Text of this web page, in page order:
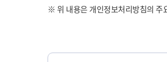
※ 위 내용은 개인정보처리방침의 주